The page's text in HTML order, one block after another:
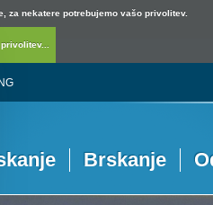
za nekatere potrebujemo vašo privolitev.
Brskanje